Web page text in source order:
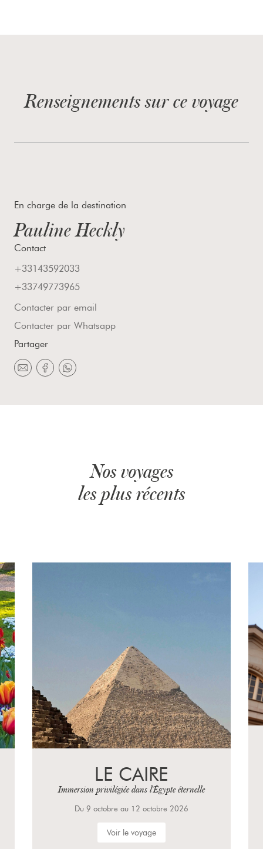
Renseignements sur ce voyage
En charge de la destination
Pauline Heckly
Contact
+33143592033
+33749773965
Contacter par email
Contacter par Whatsapp
Partager
Nos voyages
les plus récents
WEIMAR, EISENACH
ET LEIPZIG
Les architectes de l'âme
Du 23 septembre au 27 septembre 2026
Voir le voyage